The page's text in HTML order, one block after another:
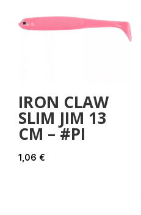
IRON CLAW
SLIM JIM 13
CM – #PI
1,06 €